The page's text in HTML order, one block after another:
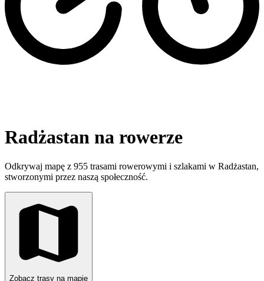
Radżastan na rowerze
Odkrywaj mapę z 955 trasami rowerowymi i szlakami w Radżastan,
stworzonymi przez naszą społeczność.
Zobacz trasy na mapie